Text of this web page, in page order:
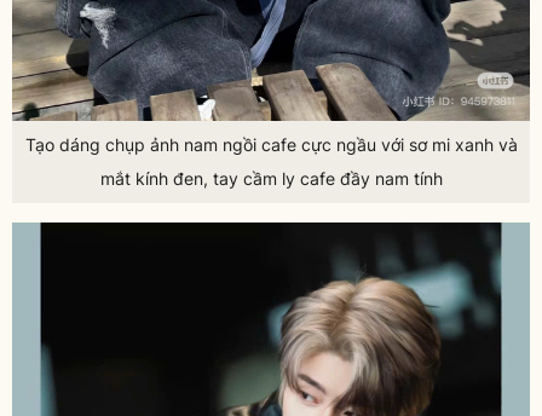
Tạo dáng chụp ảnh nam ngồi cafe cực ngầu với sơ mi xanh và
mắt kính đen, tay cầm ly cafe đầy nam tính